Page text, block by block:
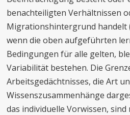
benachteiligten Verhältnissen
Migrationshintergrund handelt
wenn die oben aufgeführten
Bedingungen für alle gelten,
Variabilität bestehen. Die
Arbeitsgedächtnisses, die Art
Wissenszusammenhänge
das individuelle Vorwissen, sind